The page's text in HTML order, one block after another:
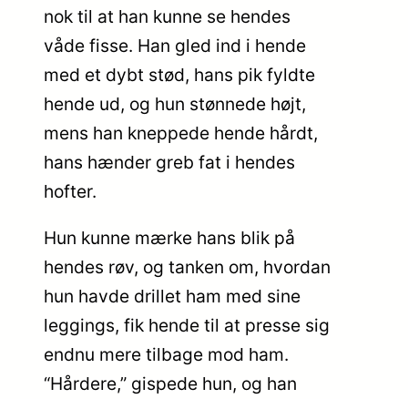
nok til at han kunne se hendes
våde fisse. Han gled ind i hende
med et dybt stød, hans pik fyldte
hende ud, og hun stønnede højt,
mens han kneppede hende hårdt,
hans hænder greb fat i hendes
hofter.
Hun kunne mærke hans blik på
hendes røv, og tanken om, hvordan
hun havde drillet ham med sine
leggings, fik hende til at presse sig
endnu mere tilbage mod ham.
“Hårdere,” gispede hun, og han